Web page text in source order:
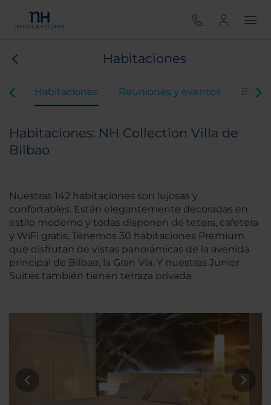
Habitaciones
Habitaciones Reuniones y eventos Bodas
Habitaciones: NH Collection Villa de
Bilbao
Nuestras 142 habitaciones son lujosas y
confortables. Están elegantemente decoradas en
estilo moderno y todas disponen de tetera, cafetera
y WiFi gratis. Tenemos 30 habitaciones Premium
que disfrutan de vistas panorámicas de la avenida
principal de Bilbao, la Gran Vía. Y nuestras Junior
Suites también tienen terraza privada.